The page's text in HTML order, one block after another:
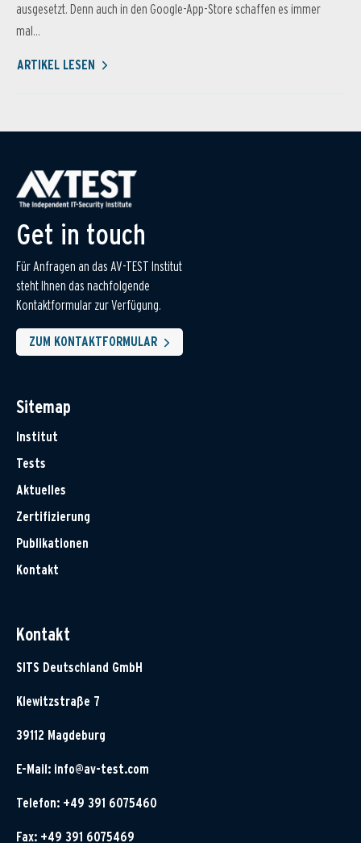
ausgesetzt. Denn auch in den Google-App-Store schaffen es immer
mal...
ARTIKEL LESEN
Get in touch
Für Anfragen an das AV-TEST Institut
steht Ihnen das nachfolgende
Kontaktformular zur Verfügung.
ZUM KONTAKTFORMULAR
Sitemap
Institut
Tests
Aktuelles
Zertifizierung
Publikationen
Kontakt
Kontakt
SITS Deutschland GmbH
Klewitzstraße 7
39112 Magdeburg
E-Mail: info@av-test.com
Telefon: +49 391 6075460
Fax: +49 391 6075469